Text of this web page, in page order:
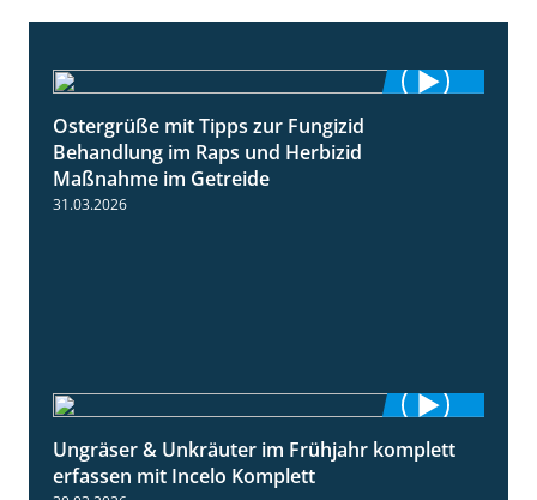
Ostergrüße mit Tipps zur Fungizid
Behandlung im Raps und Herbizid
Maßnahme im Getreide
31.03.2026
3:10
Ungräser & Unkräuter im Frühjahr komplett
erfassen mit Incelo Komplett